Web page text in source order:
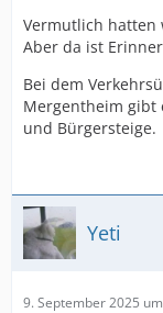
Vermutlich hatten
Aber da ist
Bei dem
Mergentheim gibt
und Bürgersteige.
Yeti
9. September 2025